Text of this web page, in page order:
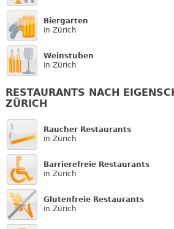
Biergarten
in Zürich
Weinstuben
in Zürich
RESTAURANTS NACH
ZÜRICH
Raucher Restaurants
in Zürich
Barrierefreie Restaurants
in Zürich
Glutenfreie Restaurants
in Zürich